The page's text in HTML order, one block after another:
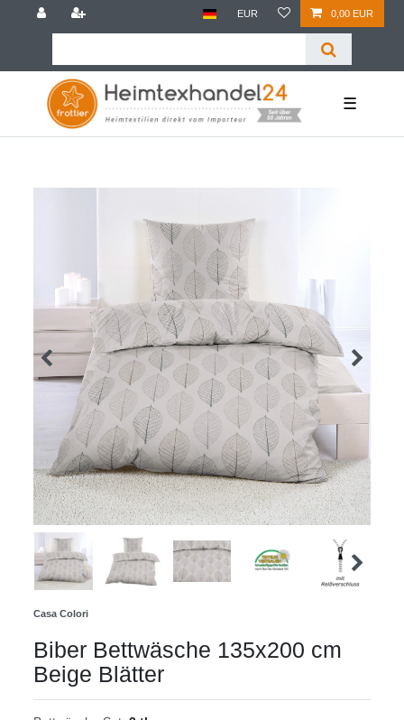
EUR 0,00 EUR
☰
Casa Colori
Biber Bettwäsche 135x200 cm
Beige Blätter